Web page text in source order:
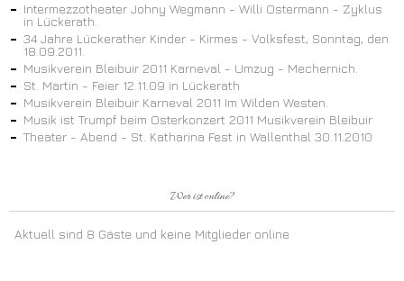
Intermezzotheater Johny Wegmann - Willi Ostermann - Zyklus
in Lückerath.
34 Jahre Lückerather Kinder - Kirmes - Volksfest, Sonntag, den
18.09.2011.
Musikverein Bleibuir 2011 Karneval - Umzug - Mechernich.
St. Martin - Feier 12.11.09 in Lückerath
Musikverein Bleibuir Karneval 2011 Im Wilden Westen.
Musik ist Trumpf beim Osterkonzert 2011 Musikverein Bleibuir
Theater - Abend - St. Katharina Fest in Wallenthal 30.11.2010
Wer ist online?
Aktuell sind 8 Gäste und keine Mitglieder online